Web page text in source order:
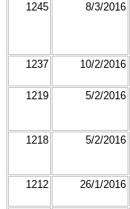
1245 8/3/2016
1237 10/2/2016
1219 5/2/2016
1218 5/2/2016
1212 26/1/2016